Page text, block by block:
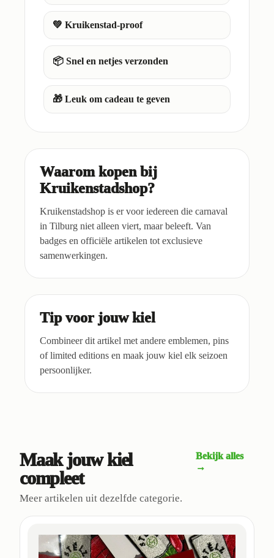
💚 Kruikenstad-proof
📦 Snel en netjes verzonden
🎁 Leuk om cadeau te geven
Waarom kopen bij
Kruikenstadshop?
Kruikenstadshop is er voor iedereen die carnaval
in Tilburg niet alleen viert, maar beleeft. Van
badges en officiële artikelen tot exclusieve
samenwerkingen.
Tip voor jouw kiel
Combineer dit artikel met andere emblemen, pins
of limited editions en maak jouw kiel elk seizoen
persoonlijker.
Maak jouw kiel
compleet
Meer artikelen uit dezelfde categorie.
Bekijk alles
→